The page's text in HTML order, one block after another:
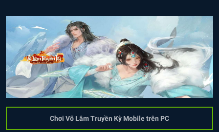
Chơi Võ Lâm Truyền Kỳ Mobile trên PC